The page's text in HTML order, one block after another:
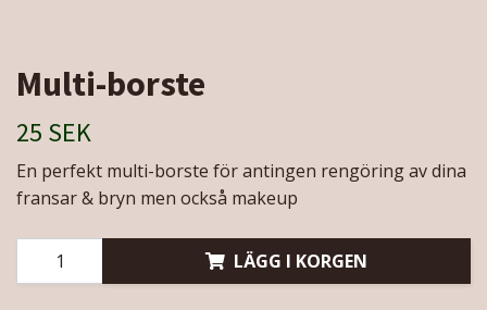
Multi-borste
25 SEK
En perfekt multi-borste för antingen rengöring av dina
fransar & bryn men också makeup
LÄGG I KORGEN